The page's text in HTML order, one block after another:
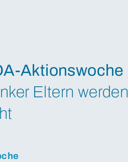
Aktionswoche
Eltern werden